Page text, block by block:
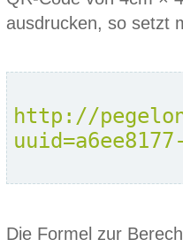
ausdrucken, so setzt
http://
Die Formel zur